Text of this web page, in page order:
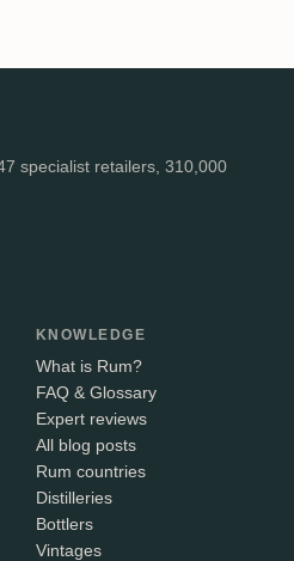
specialist retailers, 310,000
KNOWLEDGE
What is Rum?
FAQ & Glossary
Expert reviews
All blog posts
Rum countries
Distilleries
Bottlers
Vintages